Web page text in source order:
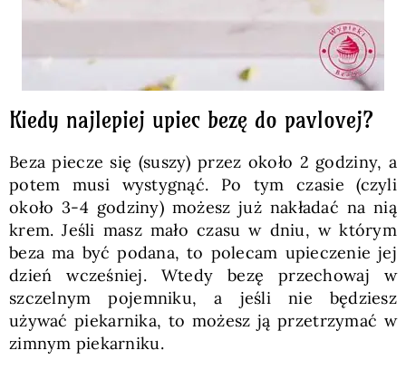
Kiedy najlepiej upiec bezę do pavlovej?
Beza piecze się (suszy) przez około 2 godziny, a
potem musi wystygnąć. Po tym czasie (czyli
około 3-4 godziny) możesz już nakładać na nią
krem. Jeśli masz mało czasu w dniu, w którym
beza ma być podana, to polecam upieczenie jej
dzień wcześniej. Wtedy bezę przechowaj w
szczelnym pojemniku, a jeśli nie będziesz
używać piekarnika, to możesz ją przetrzymać w
zimnym piekarniku.